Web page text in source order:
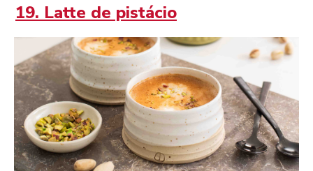
19. Latte de pistácio